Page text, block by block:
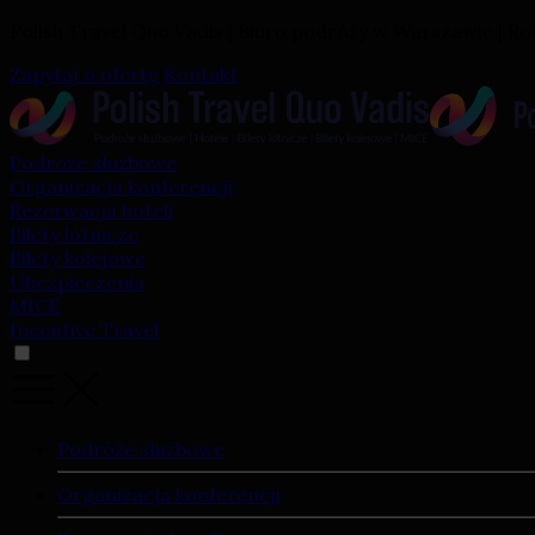
Zapytaj o ofertę Kontakt
Podróże służbowe
Organizacja konferencji
Rezerwacja hoteli
Bilety lotnicze
Bilety kolejowe
Ubezpieczenia
MICE
Incentive Travel
Podróże służbowe
Organizacja konferencji